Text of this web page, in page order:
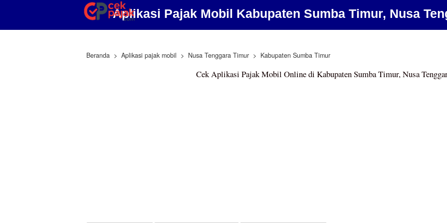
Aplikasi Pajak Mobil Kabupaten Sumba Timur, Nusa
Beranda Aplikasi pajak mobil Nusa Tenggara Timur Kabupaten Sumba Timur
Cek Aplikasi Pajak Mobil Online di Kabupaten Sumba Timur, Nusa